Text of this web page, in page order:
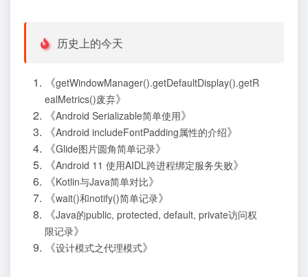
历史上的今天
《getWindowManager().getDefaultDisplay().getR
ealMetrics()废弃》
《Android Serializable简单使用》
《Android includeFontPadding属性的介绍》
《Glide图片圆角简单记录》
《Android 11 使用AIDL跨进程绑定服务失败》
《Kotlin与Java简单对比》
《wait()和notify()简单记录》
《Java的public, protected, default, private访问权
限记录》
《设计模式之代理模式》